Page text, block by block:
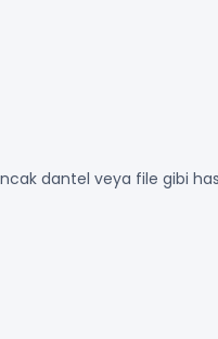
dantel veya file gibi